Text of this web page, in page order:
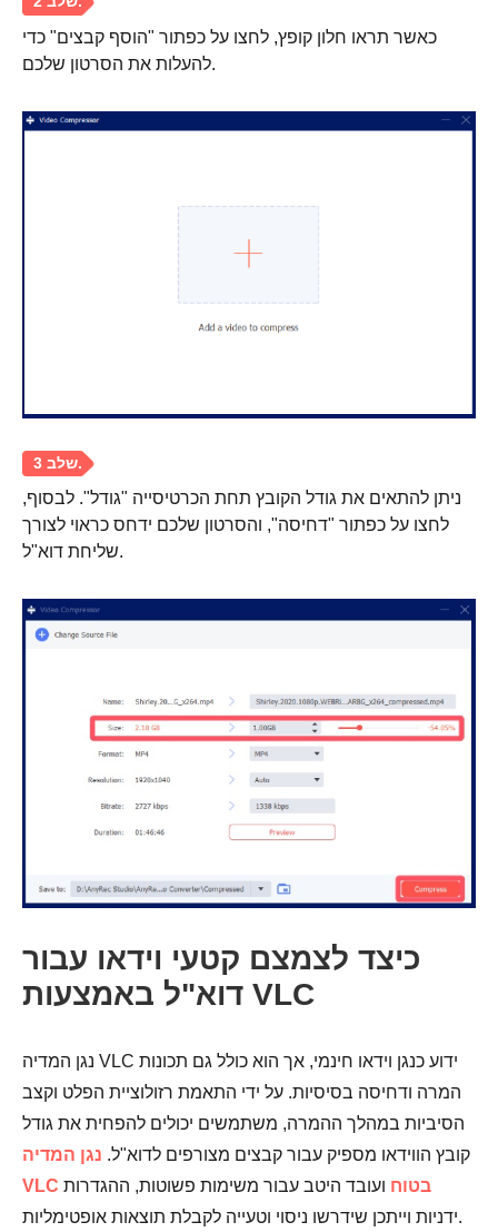
שלב 2.
כאשר תראו חלון קופץ, לחצו על כפתור "הוסף קבצים" כדי
להעלות את הסרטון שלכם.
ניתן להתאים את גודל הקובץ תחת הכרטיסייה "גודל". לבסוף,
לחצו על כפתור "דחיסה", והסרטון שלכם ידחס כראוי לצורך
שליחת דוא"ל.
כיצד לצמצם קטעי וידאו עבור
דוא"ל באמצעות VLC
נגן המדיה VLC ידוע כנגן וידאו חינמי, אך הוא כולל גם תכונות
המרה ודחיסה בסיסיות. על ידי התאמת רזולוציית הפלט וקצב
הסיביות במהלך ההמרה, משתמשים יכולים להפחית את גודל
קובץ הווידאו מספיק עבור קבצים מצורפים לדוא"ל. נגן המדיה
VLC בטוח ועובד היטב עבור משימות פשוטות, ההגדרות
ידניות וייתכן שידרשו ניסוי וטעייה לקבלת תוצאות אופטימליות.